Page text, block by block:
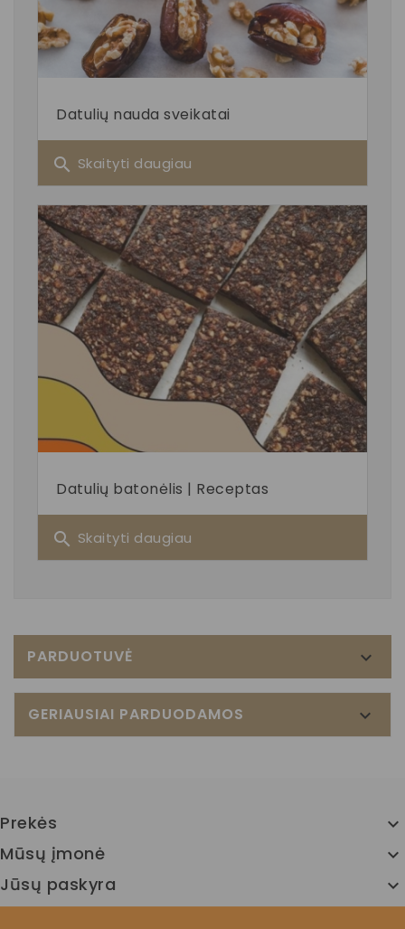
Datulių nauda sveikatai
search Skaityti daugiau
Datulių batonėlis | Receptas
search Skaityti daugiau
PARDUOTUVĖ 
GERIAUSIAI PARDUODAMOS 
Prekės 
Mūsų įmonė 
Jūsų paskyra 